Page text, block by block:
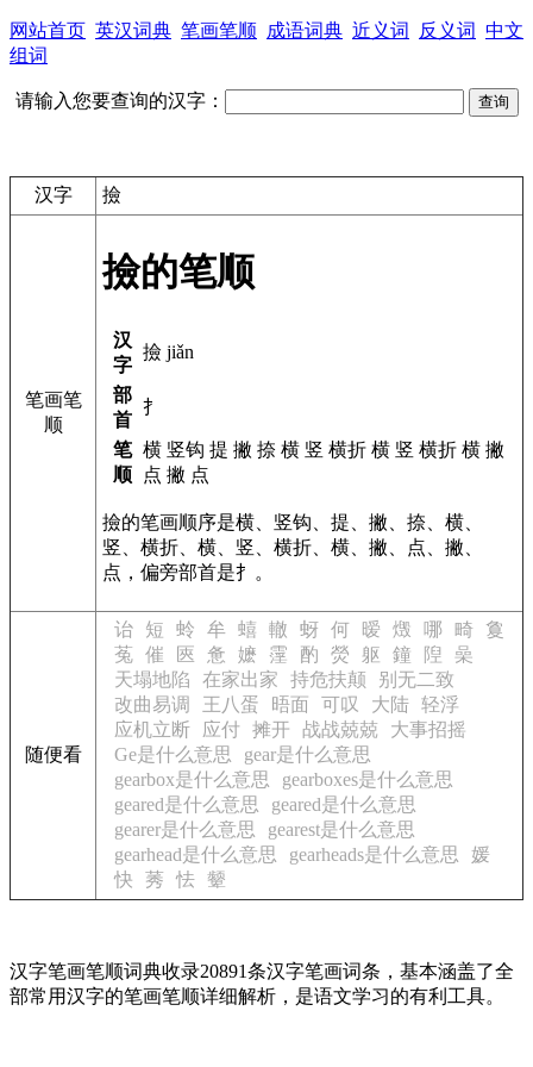
网站首页 英汉词典 笔画笔顺 成语词典 近义词 反义词 中文
组词
请输入您要查询的汉字：
汉字 撿
笔画笔
顺
撿的笔顺
汉
字
撿 jiǎn
部
首
扌
笔
顺
横 竖钩 提 撇 捺 横 竖 横折 横 竖 横折 横 撇
点 撇 点
撿的笔画顺序是横、竖钩、提、撇、捺、横、
竖、横折、横、竖、横折、横、撇、点、撇、
点，偏旁部首是扌。
随便看
诒 短 蛉 牟 蟢 轍 蚜 何 暧 燬 哪 畸
敻
菟 催 匧 惫 嬷 霪 酌 熒 躯 鐘 隉
喿
天塌地陷
在家出家 持危扶颠
别无二致
改曲易调
王八蛋 晤面 可叹 大陆 轻浮
应机立断
应付 摊开 战战兢兢
大事招摇
Ge是什么意思
gear是什么意思
gearbox是什么意思
gearboxes是什么意思
geared是什么意思
geared是什么意思
gearer是什么意思
gearest是什么意思
gearhead是什么意思
gearheads是什么意思
媛
快
莠 怯 颦
汉字笔画笔顺词典收录20891条汉字笔画词条，基本涵盖了全
部常用汉字的笔画笔顺详细解析，是语文学习的有利工具。